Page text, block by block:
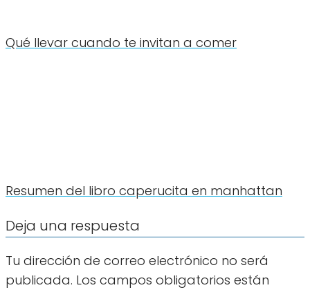
Qué llevar cuando te invitan a comer
Resumen del libro caperucita en manhattan
Deja una respuesta
Tu dirección de correo electrónico no será
publicada. Los campos obligatorios están